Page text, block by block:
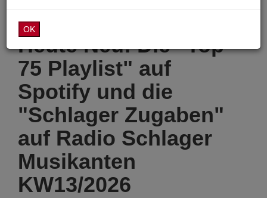
Heute Neu: Die "Top
75 Playlist" auf
Spotify und die
"Schlager Zugaben"
auf Radio Schlager
Musikanten
KW13/2026
OK